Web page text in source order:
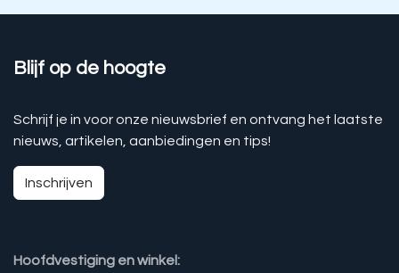
Blijf op de hoogte
Schrijf je in voor onze nieuwsbrief en ontvang het laatste
nieuws, artikelen, aanbiedingen en tips!
Inschrijven
Hoofdvestiging en winkel: